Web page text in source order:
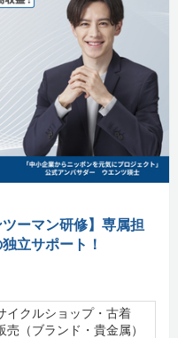
ーマン研修】専属担
立サポート！
イクルショップ・古着
売（ブランド・貴金属）